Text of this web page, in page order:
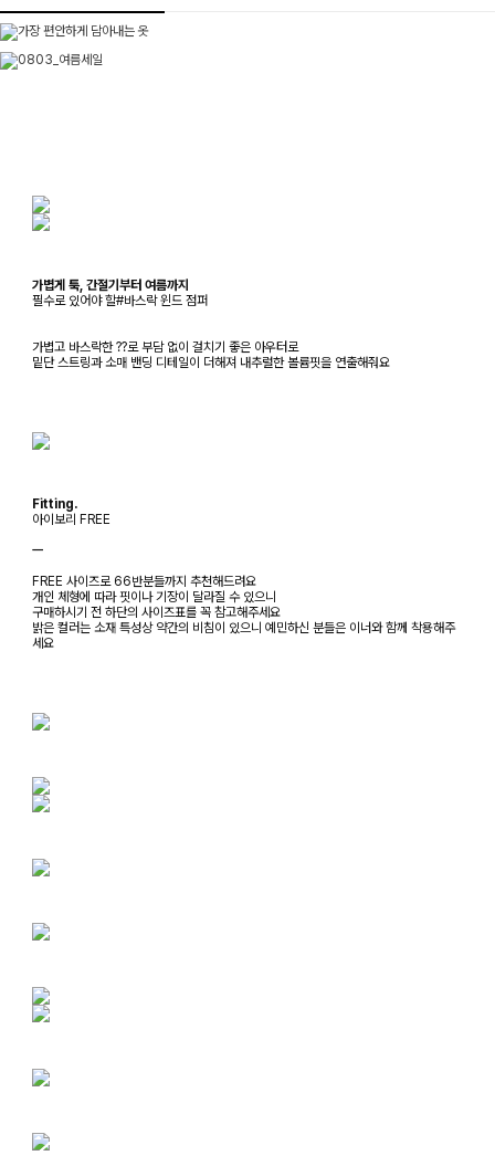
가볍게 툭, 간절기부터 여름까지
필수로 있어야 할#바스락 윈드 점퍼
가볍고 바스락한 ??로 부담 없이 걸치기 좋은 아우터로
밑단 스트링과 소매 밴딩 디테일이 더해져 내추럴한 볼륨핏을 연출해줘요
Fitting.
아이보리 FREE
ㅡ
FREE 사이즈로 66반분들까지 추천해드려요
개인 체형에 따라 핏이나 기장이 달라질 수 있으니
구매하시기 전 하단의 사이즈표를 꼭 참고해주세요
밝은 컬러는 소재 특성상 약간의 비침이 있으니 예민하신 분들은 이너와 함께 착용해주
세요